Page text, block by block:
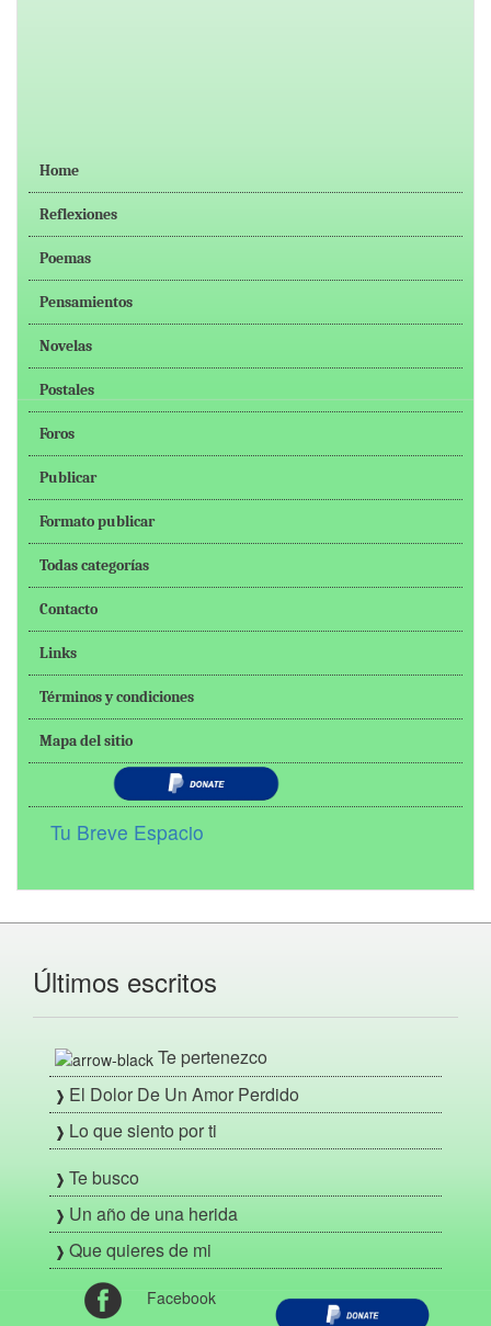
Home
Reflexiones
Poemas
Pensamientos
Novelas
Postales
Foros
Publicar
Formato publicar
Todas categorías
Contacto
Links
Términos y condiciones
Mapa del sitio
Tu Breve Espacio
Últimos escritos
Te pertenezco
El Dolor De Un Amor Perdido
Lo que siento por ti
Te busco
Un año de una herida
Que quieres de mi
Facebook